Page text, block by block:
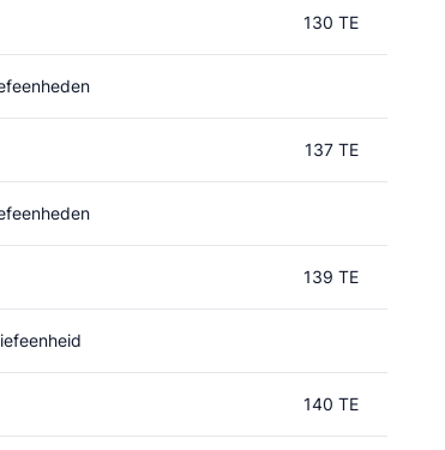
130 TE
137 TE
139 TE
140 TE